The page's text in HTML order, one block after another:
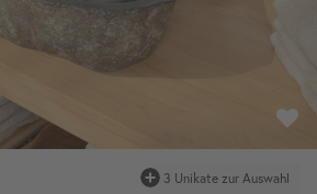
3 Unikate zur Auswahl